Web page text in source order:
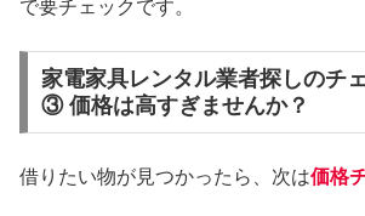
で要チェックです。
家電家具レンタル業者探しのチ
③ 価格は高すぎませんか？
借りたい物が見つかったら、次は価格